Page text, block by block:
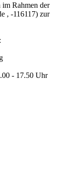
im Rahmen der
, -116117) zur
- 17.50 Uhr